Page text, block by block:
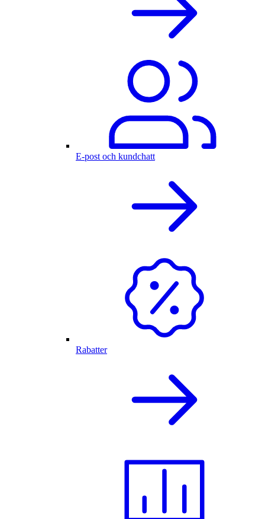
E-post och kundchatt
Rabatter